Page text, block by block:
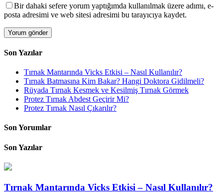
Bir dahaki sefere yorum yaptığımda kullanılmak üzere adımı, e-
posta adresimi ve web sitesi adresimi bu tarayıcıya kaydet.
Son Yazılar
Tırnak Mantarında Vicks Etkisi – Nasıl Kullanılır?
Tırnak Batmasına Kim Bakar? Hangi Doktora Gidilmeli?
Rüyada Tırnak Kesmek ve Kesilmiş Tırnak Görmek
Protez Tırnak Abdest Geçirir Mi?
Protez Tırnak Nasıl Çıkarılır?
Son Yorumlar
Son Yazılar
Tırnak Mantarında Vicks Etkisi – Nasıl Kullanılır?